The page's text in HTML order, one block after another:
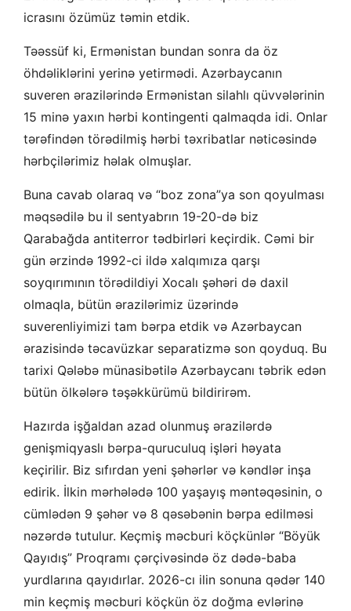
icrasını özümüz təmin etdik.
Təəssüf ki, Ermənistan bundan sonra da öz
öhdəliklərini yerinə yetirmədi. Azərbaycanın
suveren ərazilərində Ermənistan silahlı qüvvələrinin
15 minə yaxın hərbi kontingenti qalmaqda idi. Onlar
tərəfindən törədilmiş hərbi təxribatlar nəticəsində
hərbçilərimiz həlak olmuşlar.
Buna cavab olaraq və “boz zona”ya son qoyulması
məqsədilə bu il sentyabrın 19-20-də biz
Qarabağda antiterror tədbirləri keçirdik. Cəmi bir
gün ərzində 1992-ci ildə xalqımıza qarşı
soyqırımının törədildiyi Xocalı şəhəri də daxil
olmaqla, bütün ərazilərimiz üzərində
suverenliyimizi tam bərpa etdik və Azərbaycan
ərazisində təcavüzkar separatizmə son qoyduq. Bu
tarixi Qələbə münasibətilə Azərbaycanı təbrik edən
bütün ölkələrə təşəkkürümü bildirirəm.
Hazırda işğaldan azad olunmuş ərazilərdə
genişmiqyaslı bərpa-quruculuq işləri həyata
keçirilir. Biz sıfırdan yeni şəhərlər və kəndlər inşa
edirik. İlkin mərhələdə 100 yaşayış məntəqəsinin, o
cümlədən 9 şəhər və 8 qəsəbənin bərpa edilməsi
nəzərdə tutulur. Keçmiş məcburi köçkünlər “Böyük
Qayıdış” Proqramı çərçivəsində öz dədə-baba
yurdlarına qayıdırlar. 2026-cı ilin sonuna qədər 140
min keçmiş məcburi köçkün öz doğma evlərinə